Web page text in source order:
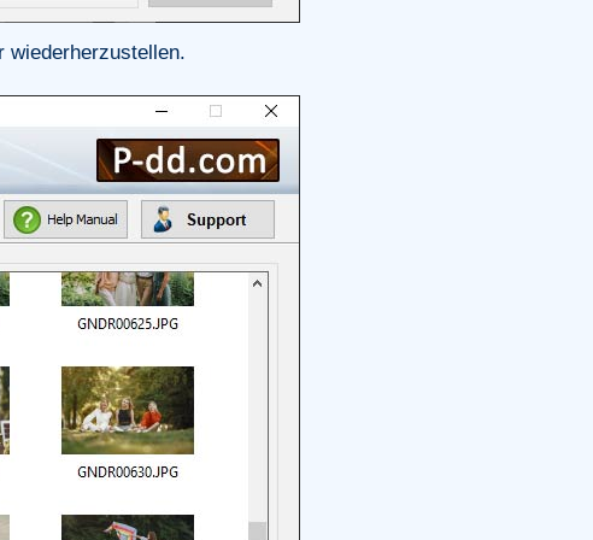
wiederherzustellen.